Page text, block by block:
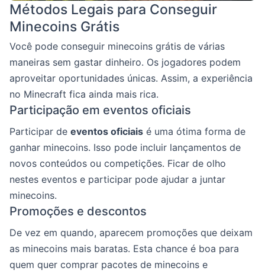
Métodos Legais para Conseguir
Minecoins Grátis
Você pode conseguir minecoins grátis de várias
maneiras sem gastar dinheiro. Os jogadores podem
aproveitar oportunidades únicas. Assim, a experiência
no Minecraft fica ainda mais rica.
Participação em eventos oficiais
Participar de eventos oficiais é uma ótima forma de
ganhar minecoins. Isso pode incluir lançamentos de
novos conteúdos ou competições. Ficar de olho
nestes eventos e participar pode ajudar a juntar
minecoins.
Promoções e descontos
De vez em quando, aparecem promoções que deixam
as minecoins mais baratas. Esta chance é boa para
quem quer comprar pacotes de minecoins e